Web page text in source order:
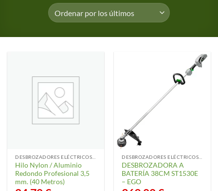
Hilo Nylon / Aluminio
Redondo Profesional 3,5
mm. (40 Metros)
DESBROZADORA A
BATERÍA 38CM ST1530E
– EGO